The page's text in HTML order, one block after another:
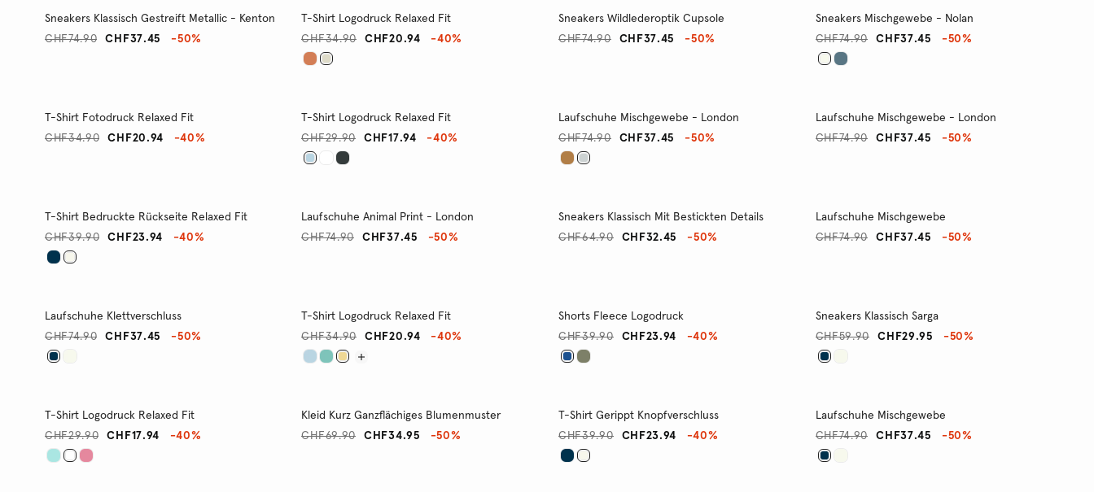
Sneakers Klassisch Gestreift Metallic - Kenton
CHF37.45
CHF74.90 -50%
T-Shirt Logodruck Relaxed Fit
CHF20.94
CHF34.90 -40%
Sneakers Wildlederoptik Cupsole
CHF37.45
CHF74.90 -50%
Sneakers Mischgewebe - Nolan
CHF37.45
CHF74.90 -50%
T-Shirt Fotodruck Relaxed Fit
CHF20.94
CHF34.90 -40%
T-Shirt Logodruck Relaxed Fit
CHF17.94
CHF29.90 -40%
Laufschuhe Mischgewebe - London
CHF37.45
CHF74.90 -50%
Laufschuhe Mischgewebe - London
CHF37.45
CHF74.90 -50%
T-Shirt Bedruckte Rückseite Relaxed Fit
CHF23.94
CHF39.90 -40%
Laufschuhe Animal Print - London
CHF37.45
CHF74.90 -50%
Sneakers Klassisch Mit Bestickten Details
CHF32.45
CHF64.90 -50%
Laufschuhe Mischgewebe
CHF37.45
CHF74.90 -50%
Laufschuhe Klettverschluss
CHF37.45
CHF74.90 -50%
T-Shirt Logodruck Relaxed Fit
CHF20.94
CHF34.90 -40%
Shorts Fleece Logodruck
CHF23.94
CHF39.90 -40%
Sneakers Klassisch Sarga
CHF29.95
CHF59.90 -50%
T-Shirt Logodruck Relaxed Fit
CHF17.94
CHF29.90 -40%
Kleid Kurz Ganzflächiges Blumenmuster
CHF34.95
CHF69.90 -50%
T-Shirt Gerippt Knopfverschluss
CHF23.94
CHF39.90 -40%
Laufschuhe Mischgewebe
CHF37.45
CHF74.90 -50%